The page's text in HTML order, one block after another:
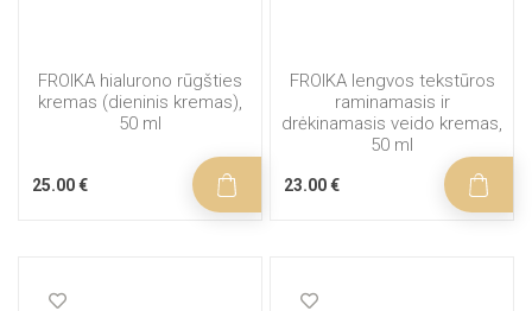
FROIKA hialurono rūgšties
kremas (dieninis kremas),
50 ml
25.00 €
FROIKA lengvos tekstūros
raminamasis ir
drėkinamasis veido kremas,
50 ml
23.00 €